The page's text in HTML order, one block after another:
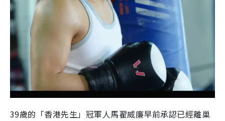
39歲的「香港先生」冠軍人馬翟威廉早前承認已經離巢